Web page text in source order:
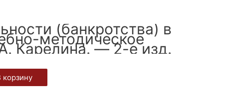
(банкротства) в
методическое
Карелина. — 2-е изд.
корзину